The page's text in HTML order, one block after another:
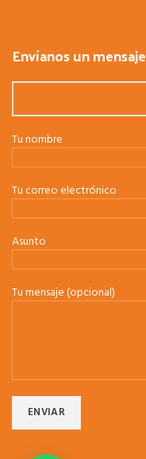
Envíanos un mensaje
Tu nombre
Tu correo electrónico
Asunto
Tu mensaje (opcional)